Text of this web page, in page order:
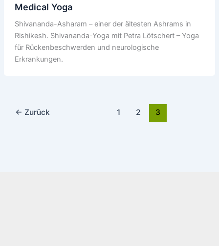
Medical Yoga
Shivananda-Asharam – einer der ältesten Ashrams in
Rishikesh. Shivananda-Yoga mit Petra Lötschert – Yoga
für Rückenbeschwerden und neurologische
Erkrankungen.
← Zurück 1 2 3